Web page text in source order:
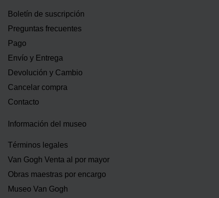
Boletín de suscripción
Preguntas frecuentes
Pago
Envío y Entrega
Devolución y Cambio
Cancelar compra
Contacto
Información del museo
Términos legales
Van Gogh Venta al por mayor
Obras maestras por encargo
Museo Van Gogh